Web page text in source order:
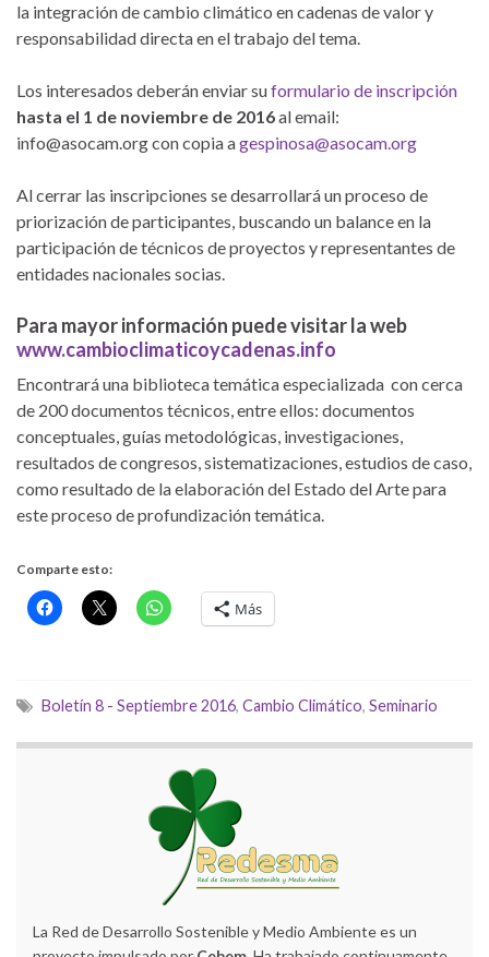
la integración de cambio climático en cadenas de valor y
responsabilidad directa en el trabajo del tema.
Los interesados deberán enviar suformulario de inscripción
hasta el 1 de noviembre de 2016al email:
info@asocam.org con copia agespinosa@asocam.org
Al cerrar las inscripciones se desarrollará un proceso de
priorización de participantes, buscando un balance en la
participación de técnicos de proyectos y representantes de
entidades nacionales socias.
Para mayor información puede visitar la web
www.cambioclimaticoycadenas.info
Encontrará una biblioteca temática especializada con cerca
de 200 documentos técnicos, entre ellos: documentos
conceptuales, guías metodológicas, investigaciones,
resultados de congresos, sistematizaciones, estudios de caso,
como resultado de la elaboración del Estado del Arte para
este proceso de profundización temática.
Comparte esto:
Más
Boletín 8 - Septiembre 2016, Cambio Climático, Seminario
La Red de Desarrollo Sostenible y Medio Ambiente es un